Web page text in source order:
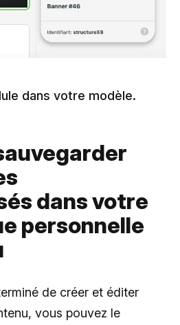
dans votre modèle.
dans votre
personnelle
de créer et éditer
vous pouvez le